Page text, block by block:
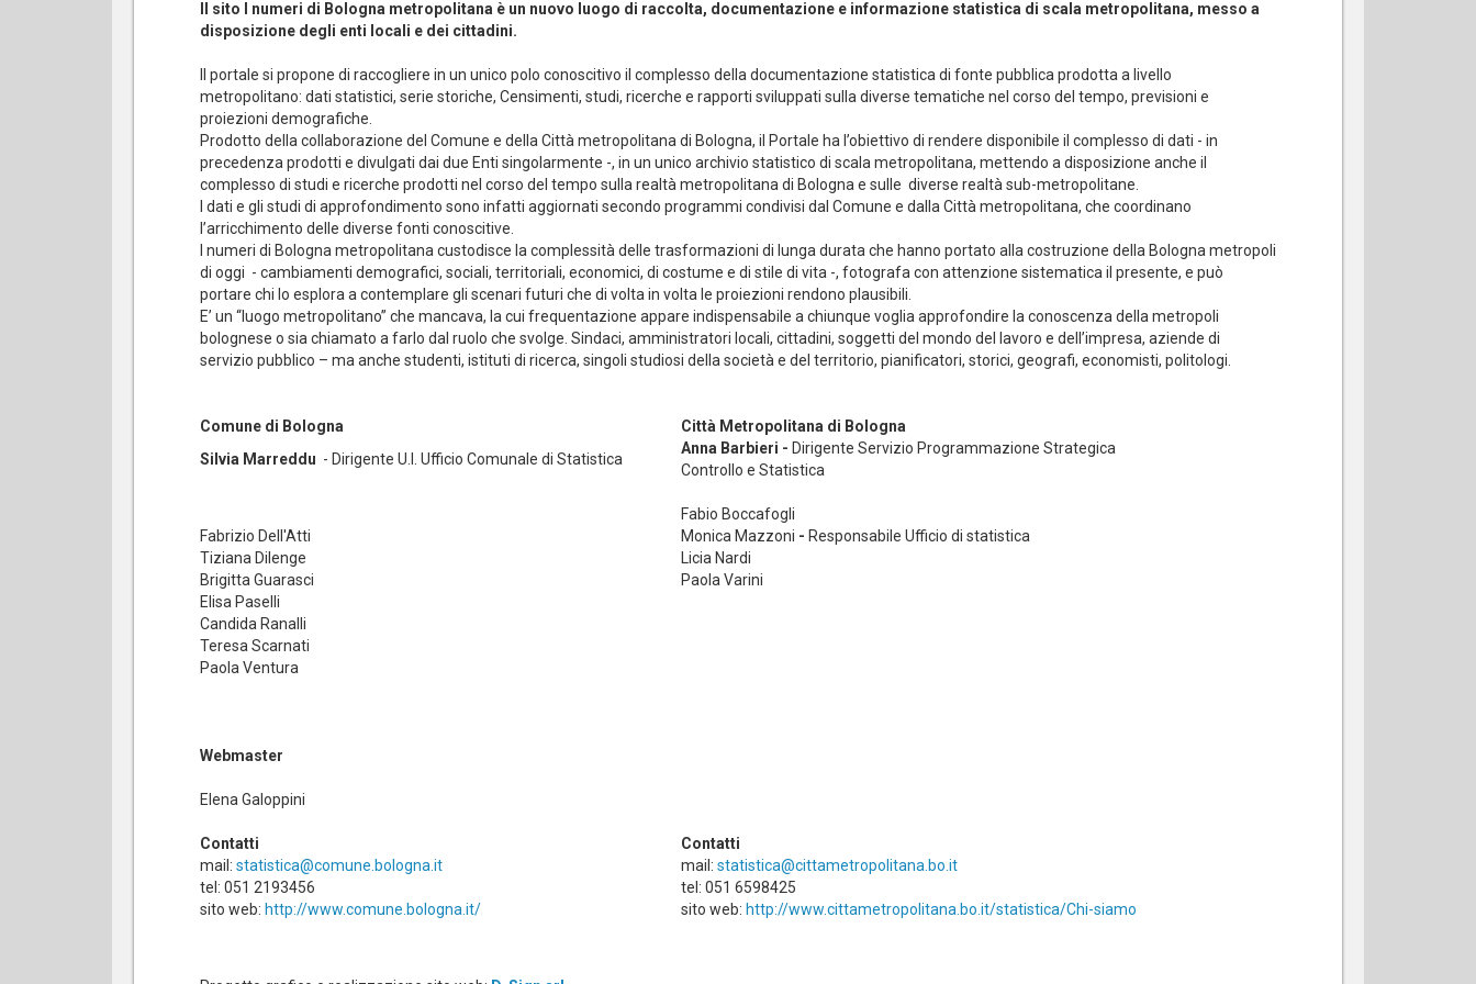
Il sito I numeri di Bologna metropolitana è un nuovo luogo di raccolta, documentazione e informazione statistica di scala metropolitana, messo a
disposizione degli enti locali e dei cittadini.
Il portale si propone di raccogliere in un unico polo conoscitivo il complesso della documentazione statistica di fonte pubblica prodotta a livello
metropolitano: dati statistici, serie storiche, Censimenti, studi, ricerche e rapporti sviluppati sulla diverse tematiche nel corso del tempo, previsioni e
proiezioni demografiche.
Prodotto della collaborazione del Comune e della Città metropolitana di Bologna, il Portale ha l’obiettivo di rendere disponibile il complesso di dati - in
precedenza prodotti e divulgati dai due Enti singolarmente -, in un unico archivio statistico di scala metropolitana, mettendo a disposizione anche il
complesso di studi e ricerche prodotti nel corso del tempo sulla realtà metropolitana di Bologna e sulle diverse realtà sub-metropolitane.
I dati e gli studi di approfondimento sono infatti aggiornati secondo programmi condivisi dal Comune e dalla Città metropolitana, che coordinano
l’arricchimento delle diverse fonti conoscitive.
I numeri di Bologna metropolitana custodisce la complessità delle trasformazioni di lunga durata che hanno portato alla costruzione della Bologna metropoli
di oggi - cambiamenti demografici, sociali, territoriali, economici, di costume e di stile di vita -, fotografa con attenzione sistematica il presente, e può
portare chi lo esplora a contemplare gli scenari futuri che di volta in volta le proiezioni rendono plausibili.
E’ un “luogo metropolitano” che mancava, la cui frequentazione appare indispensabile a chiunque voglia approfondire la conoscenza della metropoli
bolognese o sia chiamato a farlo dal ruolo che svolge. Sindaci, amministratori locali, cittadini, soggetti del mondo del lavoro e dell’impresa, aziende di
servizio pubblico – ma anche studenti, istituti di ricerca, singoli studiosi della società e del territorio, pianificatori, storici, geografi, economisti, politologi.
Comune di Bologna
Città Metropolitana di Bologna
Silvia Marreddu - Dirigente U.I. Ufficio Comunale di Statistica
Anna Barbieri - Dirigente Servizio Programmazione Strategica
Controllo e Statistica
Fabio Boccafogli
Fabrizio Dell'Atti
Monica Mazzoni - Responsabile Ufficio di statistica
Tiziana Dilenge
Licia Nardi
Brigitta Guarasci
Paola Varini
Elisa Paselli
Candida Ranalli
Teresa Scarnati
Paola Ventura
Webmaster
Elena Galoppini
Contatti
Contatti
mail: statistica@comune.bologna.it mail: statistica@cittametropolitana.bo.it
tel: 051 2193456
tel: 051 6598425
sito web: http://www.comune.bologna.it/ sito web: http://www.cittametropolitana.bo.it/statistica/Chi-siamo